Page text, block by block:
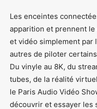
Les enceintes
apparition et prennent
et vidéo simplement par
autres de piloter
Du vinyle au 8K, du
tubes, de la réalité
le Paris Audio Vidéo
découvrir et essayer les